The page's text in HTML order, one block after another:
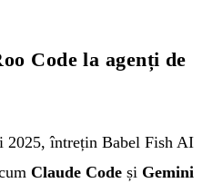
Code la agenți de
2025, întrețin Babel Fish AI
Claude Code și Gemini